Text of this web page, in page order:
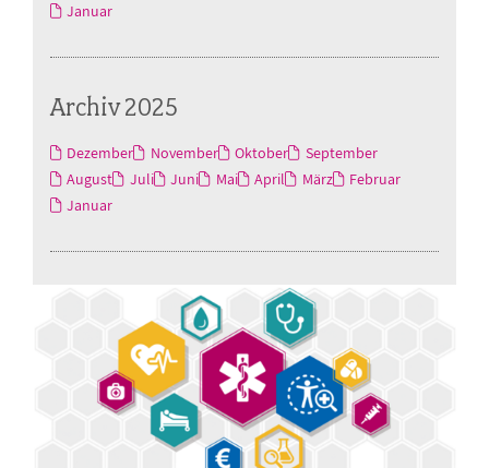
Januar
Archiv 2025
Dezember November Oktober
September
August
Juli Juni Mai April März
Februar
Januar